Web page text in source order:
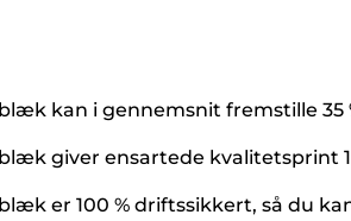
kan i gennemsnit fremstille
giver ensartede kvalitetsprint
er 100 % driftssikkert, så du